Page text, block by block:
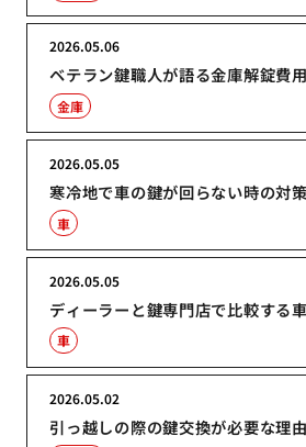
ベテラン鍵職人が語る金庫解錠費
2026.05.06
金庫
寒冷地で車の鍵が回らない時の対策
2026.05.05
車
ディーラーと鍵専門店で比較する
2026.05.05
車
引っ越しの際の鍵交換が必要な理
2026.05.02